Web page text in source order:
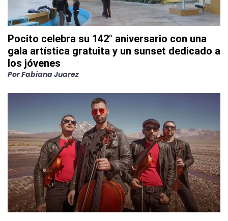
Pocito celebra su 142° aniversario con una
gala artística gratuita y un sunset dedicado a
los jóvenes
PorFabiana Juarez